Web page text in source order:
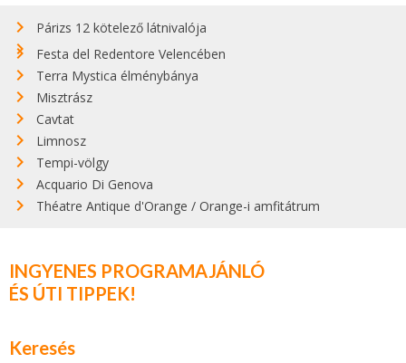
Párizs 12 kötelező látnivalója
Festa del Redentore Velencében
Terra Mystica élménybánya
Misztrász
Cavtat
Limnosz
Tempi-völgy
Acquario Di Genova
Théatre Antique d'Orange / Orange-i amfitátrum
INGYENES PROGRAMAJÁNLÓ
ÉS ÚTI TIPPEK!
Keresés